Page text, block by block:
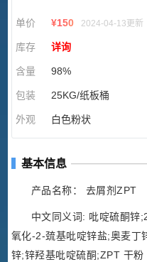
单价 ¥150 2024-04-13更新
库存 详询
含量 98%
包装 25KG/纸板桶
外观 白色粉状
基本信息
产品名称： 去屑剂ZPT
中文同义词: 吡啶硫酮锌
氧化-2-巯基吡啶锌盐;奥麦丁
锌;锌羟基吡啶硫酮;ZPT 干